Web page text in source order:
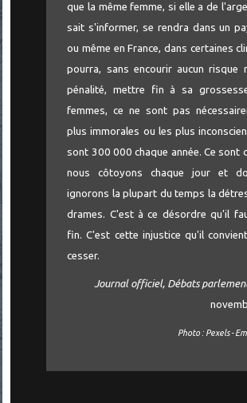
que la même femme, si elle a de
sait s'informer, se rendra dans un
ou même en France, dans certaines
pourra, sans encourir aucun risque
pénalité, mettre fin à sa
femmes, ce ne sont pas
plus immorales ou les plus
sont 300 000 chaque année. Ce sont
nous côtoyons chaque jour et
ignorons la plupart du temps la
drames. C'est à ce désordre qu'il
fin. C'est cette injustice qu'il
cesser.
Journal officiel, Débats
Photo : Pexels -